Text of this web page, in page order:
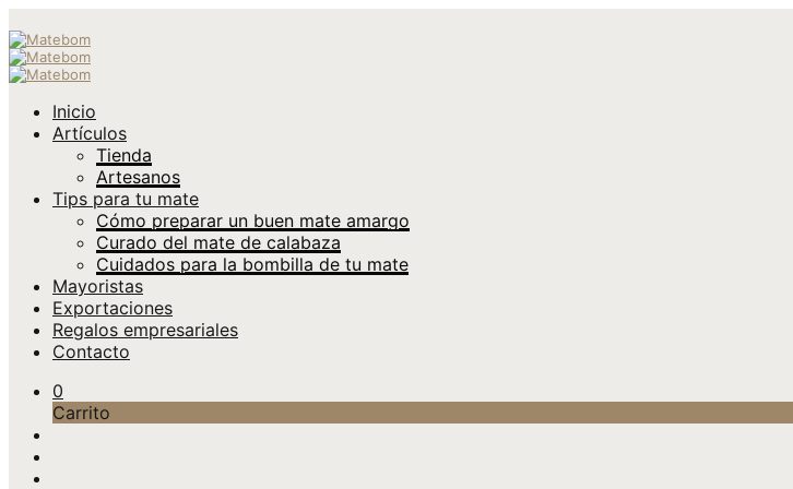
Inicio
Artículos
Tienda
Artesanos
Tips para tu mate
Cómo preparar un buen mate amargo
Curado del mate de calabaza
Cuidados para la bombilla de tu mate
Mayoristas
Exportaciones
Regalos empresariales
Contacto
0
Carrito